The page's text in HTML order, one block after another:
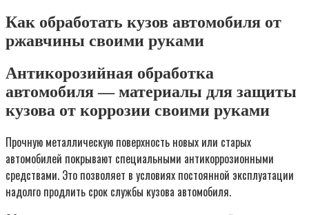
Как обработать кузов автомобиля от
ржавчины своими руками
Антикорозийная обработка
автомобиля — материалы для защиты
кузова от коррозии своими руками
Прочную металлическую поверхность новых или старых
автомобилей покрывают специальными антикоррозионными
средствами. Это позволяет в условиях постоянной эксплуатации
надолго продлить срок службы кузова автомобиля.